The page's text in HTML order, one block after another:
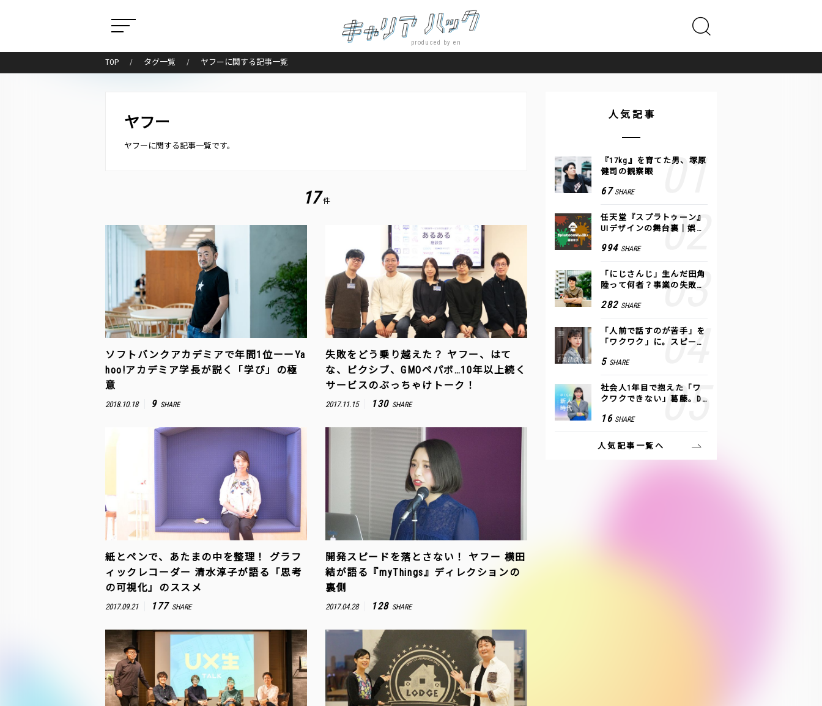
produced by en
TOP タグ一覧 ヤフーに関する記事一覧
ヤフー
ヤフーに関する記事一覧です。
17 件
ソフトバンクアカデミアで年間1位ーーYa
hoo!アカデミア学長が説く「学び」の極
意
2018.10.18 9 SHARE
失敗をどう乗り越えた？ ヤフー、はて
な、ピクシブ、GMOペパボ…10年以上続く
サービスのぶっちゃけトーク！
2017.11.15 130 SHARE
紙とペンで、あたまの中を整理！ グラフ
ィックレコーダー 清水淳子が語る「思考
の可視化」のススメ
2017.09.21 177 SHARE
開発スピードを落とさない！ ヤフー 横田
結が語る『myThings』ディレクションの
裏側
2017.04.28 128 SHARE
人気記事
『17kg』を育てた男、塚原
健司の観察眼
67 SHARE
任天堂『スプラトゥーン』
UIデザインの舞台裏｜娯楽
994 SHARE
「にじさんじ」生んだ田角
陸って何者？事業の失敗
COLOR
282 SHARE
「人前で話すのが苦手」を
「ワクワク」に。スピーチ
方トレーニング」に込めた
5 SHARE
社会人1年目で抱えた「ワ
クワクできない」葛藤。De
つけた、私の生きる道
16 SHARE
人気記事一覧へ